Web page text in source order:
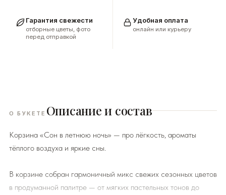
Гарантия свежести
отборные цветы, фото
перед отправкой
Удобная оплата
онлайн или курьеру
О БУКЕТЕ Описание и состав
Корзина «Сон в летнюю ночь» — про лёгкость, ароматы
тёплого воздуха и яркие сны.
В корзине собран гармоничный микс свежих сезонных цветов
в продуманной палитре — от мягких пастельных тонов до